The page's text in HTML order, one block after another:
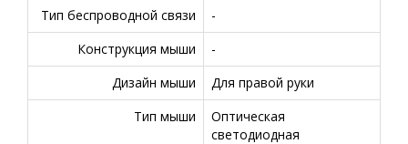
Тип беспроводной связи
-
Конструкция мыши
-
Дизайн мыши
Для правой руки
Тип мыши
Оптическая
светодиодная